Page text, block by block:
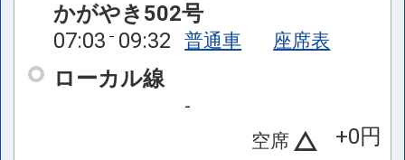
かがやき502号
07:03 09:32 普通車 座席表
ローカル線
-
空席
+0円